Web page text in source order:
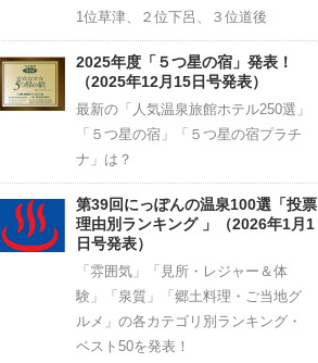
1位草津、２位下呂、３位道後
2025年度「５つ星の宿」発表！
（2025年12月15日号発表）
最新の「人気温泉旅館ホテル250選」
「５つ星の宿」「５つ星の宿プラチ
ナ」は？
第39回にっぽんの温泉100選「投票
理由別ランキング 」（2026年1月1
日号発表）
「雰囲気」「見所・レジャー＆体
験」「泉質」「郷土料理・ご当地グ
ルメ」の各カテゴリ別ランキング・
ベスト50を発表！